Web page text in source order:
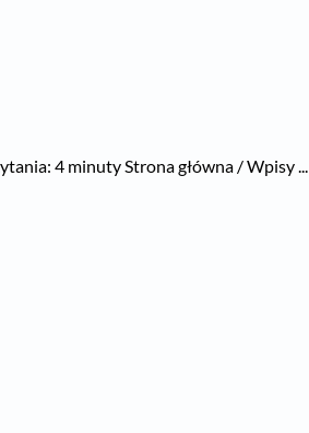
4 minuty Strona główna / Wpisy ...